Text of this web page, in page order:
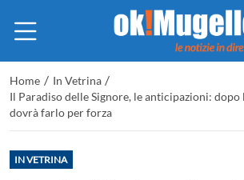
Home / In Vetrina /
Il Paradiso delle Signore, le anticipazioni: dopo
dovrà farlo per forza
IN VETRINA